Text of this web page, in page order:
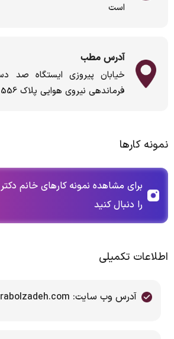
است
آدرس مطب
خیابان پیروزی ایستگاه صد
فرماندهی نیروی هوایی پلاک 556 بلوک 3 واحد 18
نمونه کارها
برای مشاهده نمونه کارهای خانم
را دنبال کنید
اطلاعات تکمیلی
آدرس وب سایت: www.drabolzadeh.com